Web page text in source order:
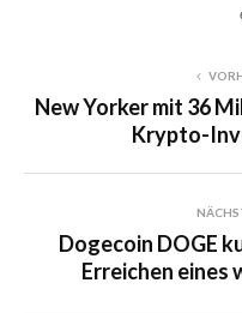
New Yorker mit 36
Krypto-
Dogecoin DOGE
Erreichen eines